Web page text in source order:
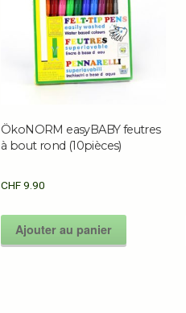
ÖkoNORM easyBABY feutres
à bout rond (10pièces)
CHF9.90
Ajouter au panier